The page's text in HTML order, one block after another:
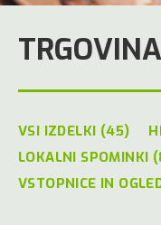
TRGOVINA
VSI IZDELKI (45)
LOKALNI SPOMINKI
VSTOPNICE IN